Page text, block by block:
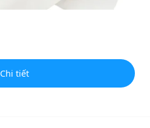
Chi tiết